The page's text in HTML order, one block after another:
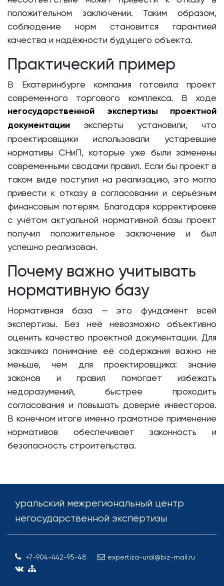
положительном заключении. Таким образом,
соблюдение норм становится гарантией
качества и надёжности будущего объекта.
Практический пример
В Екатеринбурге компания готовила проект
современного торгового комплекса. В ходе
негосударственной экспертизы проектной
документации эксперты установили, что
проектировщики использовали устаревшие
нормативы СНиП, которые уже были заменены
современными сводами правил. Если бы проект в
таком виде поступил на реализацию, это могло
привести к отказу в согласовании и серьёзным
финансовым потерям. Благодаря корректировке
с учётом актуальной нормативной базы проект
получил положительное заключение и был
успешно реализован.
Почему важно учитывать
нормативную базу
Нормативная база — это фундамент всей
экспертизы. Без неё невозможно объективно
оценить качество проектной документации. Для
заказчика понимание её содержания важно не
меньше, чем для проектировщика: знание
законов и правил помогает избежать
недоразумений, быстрее проходить
согласования и повышать доверие инвесторов.
В конечном итоге именно грамотное применение
нормативов обеспечивает законность и
безопасность строительства.
уральский межрегиональный центр
негосударственной экспертизы
+7-904-442-95-48 expertiza-ural@biz-mail.ru